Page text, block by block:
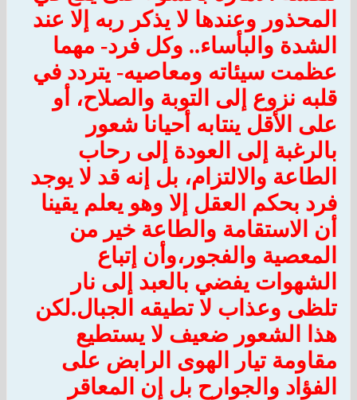
المحذور وعندها لا يذكر ربه إلا عند
الشدة والبأساء.. وكل فرد- مهما
عظمت سيئاته ومعاصيه- يتردد في
قلبه نزوع إلى التوبة والصلاح، أو
على الأقل ينتابه أحيانا شعور
بالرغبة إلى العودة إلى رحاب
الطاعة والالتزام، بل إنه قد لا يوجد
فرد بحكم العقل إلا وهو يعلم يقينا
أن الاستقامة والطاعة خير من
المعصية والفجور،وأن إتباع
الشهوات يفضي بالعبد إلى نار
تلظى وعذاب لا تطيقه الجبال.لكن
هذا الشعور ضعيف لا يستطيع
مقاومة تيار الهوى الرابض على
الفؤاد والجوارح بل إن المعاقر